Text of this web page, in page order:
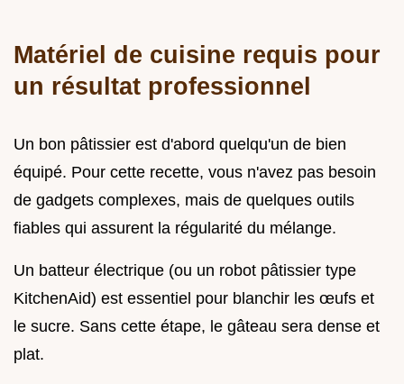
Matériel de cuisine requis pour
un résultat professionnel
Un bon pâtissier est d'abord quelqu'un de bien
équipé. Pour cette recette, vous n'avez pas besoin
de gadgets complexes, mais de quelques outils
fiables qui assurent la régularité du mélange.
Un batteur électrique (ou un robot pâtissier type
KitchenAid) est essentiel pour blanchir les œufs et
le sucre. Sans cette étape, le gâteau sera dense et
plat.